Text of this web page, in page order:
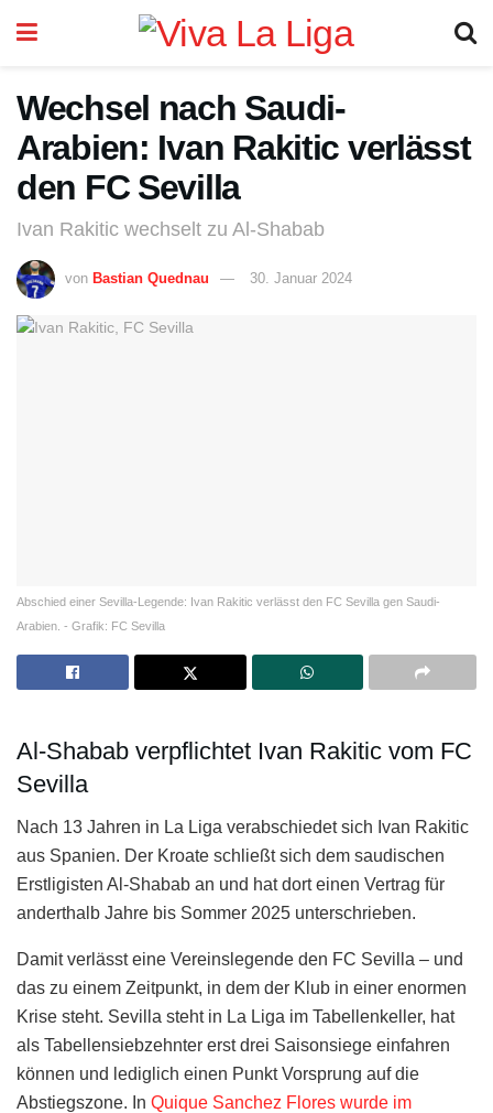
Wechsel nach Saudi-
Arabien: Ivan Rakitic verlässt
den FC Sevilla
Ivan Rakitic wechselt zu Al-Shabab
von Bastian Quednau 30. Januar 2024
Abschied einer Sevilla-Legende: Ivan Rakitic verlässt den FC Sevilla gen Saudi-
Arabien. - Grafik: FC Sevilla
Al-Shabab verpflichtet Ivan Rakitic vom FC
Sevilla
Nach 13 Jahren in La Liga verabschiedet sich Ivan Rakitic
aus Spanien. Der Kroate schließt sich dem saudischen
Erstligisten Al-Shabab an und hat dort einen Vertrag für
anderthalb Jahre bis Sommer 2025 unterschrieben.
Damit verlässt eine Vereinslegende den FC Sevilla – und
das zu einem Zeitpunkt, in dem der Klub in einer enormen
Krise steht. Sevilla steht in La Liga im Tabellenkeller, hat
als Tabellensiebzehnter erst drei Saisonsiege einfahren
können und lediglich einen Punkt Vorsprung auf die
Abstiegszone. In Quique Sanchez Flores wurde im